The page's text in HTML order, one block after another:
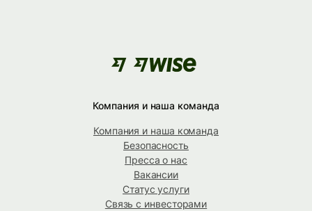
Компания и наша команда
Компания и наша команда
Безопасность
Пресса о нас
Вакансии
Статус услуги
Связь с инвесторами